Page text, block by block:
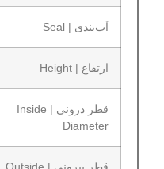
آب‌بندی | Seal
ارتفاع | Height
قطر درونی | Inside
Diameter
قطر بیرونی | Outside